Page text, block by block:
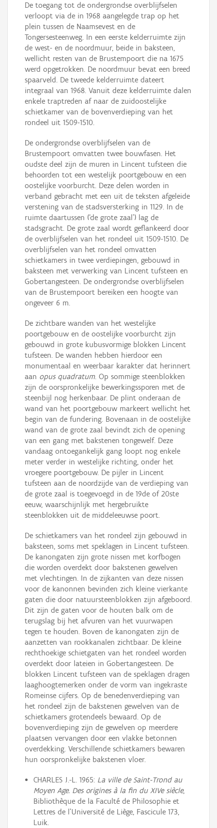
De toegang tot de ondergrondse overblijfselen
verloopt via de in 1968 aangelegde trap op het
plein tussen de Naamsevest en de
Tongersesteenweg. In een eerste kelderruimte zijn
de west- en de noordmuur, beide in baksteen,
wellicht resten van de Brustempoort die na 1675
werd opgetrokken. De noordmuur bevat een breed
spaarveld. De tweede kelderruimte dateert
integraal van 1968. Vanuit deze kelderruimte dalen
enkele traptreden af naar de zuidoostelijke
schietkamer van de bovenverdieping van het
rondeel uit 1509-1510.
De ondergrondse overblijfselen van de
Brustempoort omvatten twee bouwfasen. Het
oudste deel zijn de muren in Lincent tufsteen die
behoorden tot een westelijk poortgebouw en een
oostelijke voorburcht. Deze delen worden in
verband gebracht met een uit de teksten afgeleide
verstening van de stadsversterking in 1129. In de
ruimte daartussen (‘de grote zaal’) lag de
stadsgracht. De grote zaal wordt geflankeerd door
de overblijfselen van het rondeel uit 1509-1510. De
overblijfselen van het rondeel omvatten
schietkamers in twee verdiepingen, gebouwd in
baksteen met verwerking van Lincent tufsteen en
Gobertangesteen. De ondergrondse overblijfselen
van de Brustempoort bereiken een hoogte van
ongeveer 6 m.
De zichtbare wanden van het westelijke
poortgebouw en de oostelijke voorburcht zijn
gebouwd in grote kubusvormige blokken Lincent
tufsteen. De wanden hebben hierdoor een
monumentaal en weerbaar karakter dat herinnert
aan opus quadratum. Op sommige steenblokken
zijn de oorspronkelijke bewerkingssporen met de
steenbijl nog herkenbaar. De plint onderaan de
wand van het poortgebouw markeert wellicht het
begin van de fundering. Bovenaan in de oostelijke
wand van de grote zaal bevindt zich de opening
van een gang met bakstenen tongewelf. Deze
vandaag ontoegankelijk gang loopt nog enkele
meter verder in westelijke richting, onder het
vroegere poortgebouw. De pijler in Lincent
tufsteen aan de noordzijde van de verdieping van
de grote zaal is toegevoegd in de 19de of 20ste
eeuw, waarschijnlijk met hergebruikte
steenblokken uit de middeleeuwse poort.
De schietkamers van het rondeel zijn gebouwd in
baksteen, soms met speklagen in Lincent tufsteen.
De kanongaten zijn grote nissen met korfbogen
die worden overdekt door bakstenen gewelven
met vlechtingen. In de zijkanten van deze nissen
voor de kanonnen bevinden zich kleine vierkante
gaten die door natuursteenblokken zijn afgeboord.
Dit zijn de gaten voor de houten balk om de
terugslag bij het afvuren van het vuurwapen
tegen te houden. Boven de kanongaten zijn de
aanzetten van rookkanalen zichtbaar. De kleine
rechthoekige schietgaten van het rondeel worden
overdekt door lateien in Gobertangesteen. De
blokken Lincent tufsteen van de speklagen dragen
laaghoogtemerken onder de vorm van ingekraste
Romeinse cijfers. Op de benedenverdieping van
het rondeel zijn de bakstenen gewelven van de
schietkamers grotendeels bewaard. Op de
bovenverdieping zijn de gewelven op meerdere
plaatsen vervangen door een vlakke betonnen
overdekking. Verschillende schietkamers bewaren
hun oorspronkelijke bakstenen vloer.
CHARLES J.-L. 1965: La ville de Saint-Trond au
Moyen Age. Des origines à la fin du XIVe siècle,
Bibliothèque de la Faculté de Philosophie et
Lettres de l’Université de Liège, Fascicule 173,
Luik.